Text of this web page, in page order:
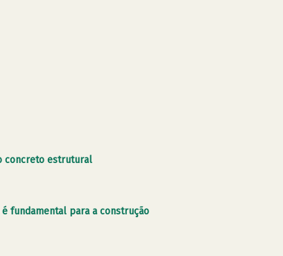
concreto estrutural
fundamental para a construção